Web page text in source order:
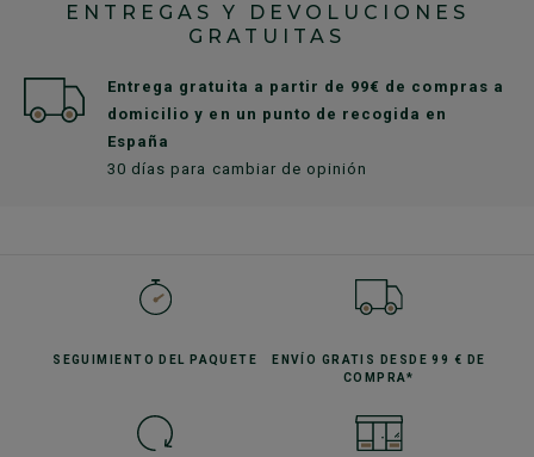
ENTREGAS Y DEVOLUCIONES
GRATUITAS
Entrega gratuita a partir de 99€ de compras a
domicilio y en un punto de recogida en
España
30 días para cambiar de opinión
SEGUIMIENTO DEL PAQUETE ENVÍO GRATIS
DESDE 99 € DE
COMPRA*